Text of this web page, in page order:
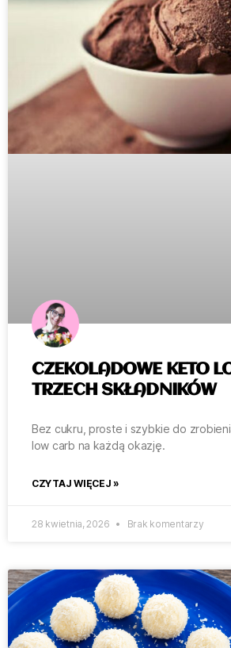
CZEKOLADOWE KETO
TRZECH SKŁADNIKÓW
Bez cukru, proste i szybkie do
low carb na każdą okazję.
CZYTAJ WIĘCEJ »
28 kwietnia, 2026 Brak komentarzy